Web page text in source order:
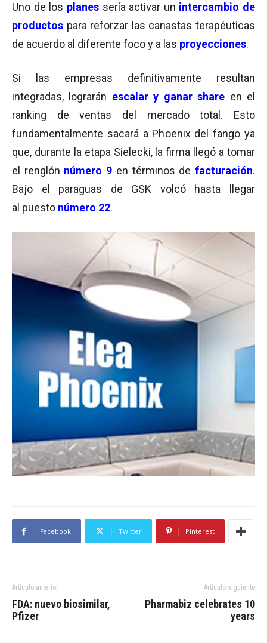
Uno de los planes sería activar un intercambio de
productos para reforzar las canastas terapéuticas
de acuerdo al diferente foco y a las proyecciones.
Si las empresas definitivamente resultan
integradas, lograrán escalar y ganar share en el
ranking de ventas del mercado total. Esto
fundamentalmente sacará a Phoenix del fango ya
que, durante la etapa Sielecki, la firma llegó a tomar
el renglón número 9 en términos defacturación.
Bajo el paraguas de GSK volcó hasta llegar
al puesto número 22.
Facebook Twitter Pinterest
Artículo anterior
FDA: nuevo biosimilar,
Pfizer
Artículo siguiente
Pharmabiz celebrates 10
years